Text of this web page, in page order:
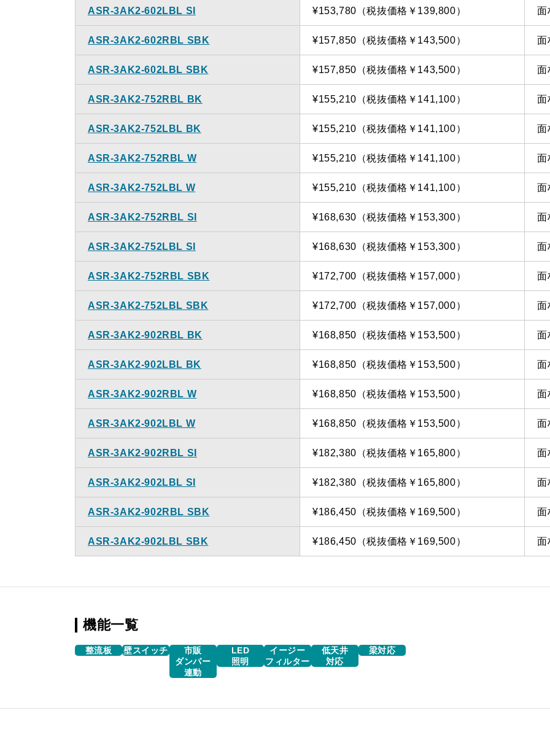
ASR-3AK2-602LBL SI ¥153,780（税抜価格￥139,800） 面
ASR-3AK2-602RBL SBK ¥157,850（税抜価格￥143,500） 面
ASR-3AK2-602LBL SBK ¥157,850（税抜価格￥143,500） 面
ASR-3AK2-752RBL BK ¥155,210（税抜価格￥141,100） 面
ASR-3AK2-752LBL BK ¥155,210（税抜価格￥141,100） 面
ASR-3AK2-752RBL W ¥155,210（税抜価格￥141,100） 面
ASR-3AK2-752LBL W ¥155,210（税抜価格￥141,100） 面
ASR-3AK2-752RBL SI ¥168,630（税抜価格￥153,300） 面
ASR-3AK2-752LBL SI ¥168,630（税抜価格￥153,300） 面
ASR-3AK2-752RBL SBK ¥172,700（税抜価格￥157,000） 面
ASR-3AK2-752LBL SBK ¥172,700（税抜価格￥157,000） 面
ASR-3AK2-902RBL BK ¥168,850（税抜価格￥153,500） 面
ASR-3AK2-902LBL BK ¥168,850（税抜価格￥153,500） 面
ASR-3AK2-902RBL W ¥168,850（税抜価格￥153,500） 面
ASR-3AK2-902LBL W ¥168,850（税抜価格￥153,500） 面
ASR-3AK2-902RBL SI ¥182,380（税抜価格￥165,800） 面
ASR-3AK2-902LBL SI ¥182,380（税抜価格￥165,800） 面
ASR-3AK2-902RBL SBK ¥186,450（税抜価格￥169,500） 面
ASR-3AK2-902LBL SBK ¥186,450（税抜価格￥169,500） 面
機能一覧
整流板 壁スイッチ
市販
ダンパー
連動
LED
照明
イージー
フィルター
低天井
対応
梁対応